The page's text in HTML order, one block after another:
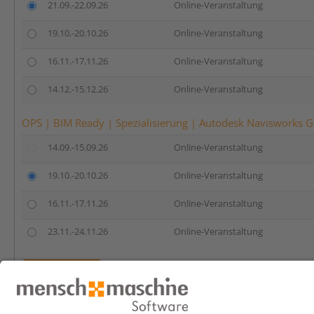
21.09.-22.09.26 Online-Veranstaltung
19.10.-20.10.26 Online-Veranstaltung
16.11.-17.11.26 Online-Veranstaltung
14.12.-15.12.26 Online-Veranstaltung
OPS | BIM Ready | Spezialisierung | Autodesk Navisworks
14.09.-15.09.26 Online-Veranstaltung
19.10.-20.10.26 Online-Veranstaltung
16.11.-17.11.26 Online-Veranstaltung
23.11.-24.11.26 Online-Veranstaltung
Anmelden